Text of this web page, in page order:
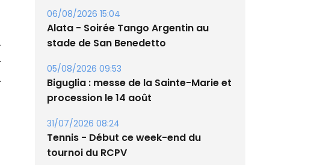
06/08/2026 15:04
Alata - Soirée Tango Argentin au
stade de San Benedetto
05/08/2026 09:53
Biguglia : messe de la Sainte-Marie et
procession le 14 août
31/07/2026 08:24
Tennis - Début ce week-end du
tournoi du RCPV